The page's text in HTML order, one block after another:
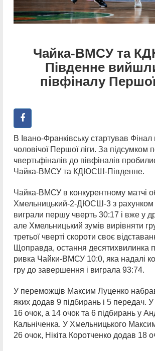
Чайка-ВМСУ та
Південне
півфіналу
В Івано-Франківську стартував
чоловічої Першої ліги. За підсумком
чвертьфіналів до півфіналів
Чайка-ВМСУ та КДЮСШ-Південне.
Чайка-ВМСУ в конкурентному матчі
Хмельницький-2-ДЮСШ-3 з рахунком
виграли першу чверть 30:17 і вже у
але Хмельницький зумів вирівняти
третьої чверті скороти своє
Щоправда, остання десятихвилинка
ривка Чайки-ВМСУ 10:0, яка надалі
гру до завершення і виграла 93:74.
У переможців Максим Луценко
яких додав 9 підбирань і 5 передач.
16 очок, а 14 очок та 6 підбирань у
Кальніченка. У Хмельницького
26 очок, Нікіта Коротченко додав 18